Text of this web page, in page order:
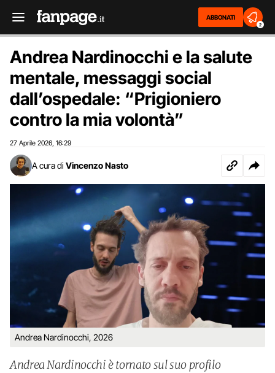
ABBONATI
2
Andrea Nardinocchi e la salute
mentale, messaggi social
dall’ospedale: “Prigioniero
contro la mia volontà”
27 Aprile 2026 16:29
A cura di Vincenzo Nasto
Andrea Nardinocchi, 2026
Andrea Nardinocchi è tornato sul suo profilo